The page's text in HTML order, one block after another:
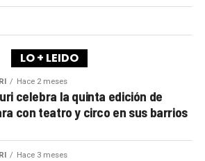
LO + LEIDO
Hace 2 meses
celebra la quinta edición de
con teatro y circo en sus barrios
Hace 3 meses